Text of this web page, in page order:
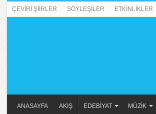
ÇEVİRİ ŞİİRLER SÖYLEŞİLER ETKİNLİKLER
ANASAYFA AKIŞ EDEBİYAT MÜZİK